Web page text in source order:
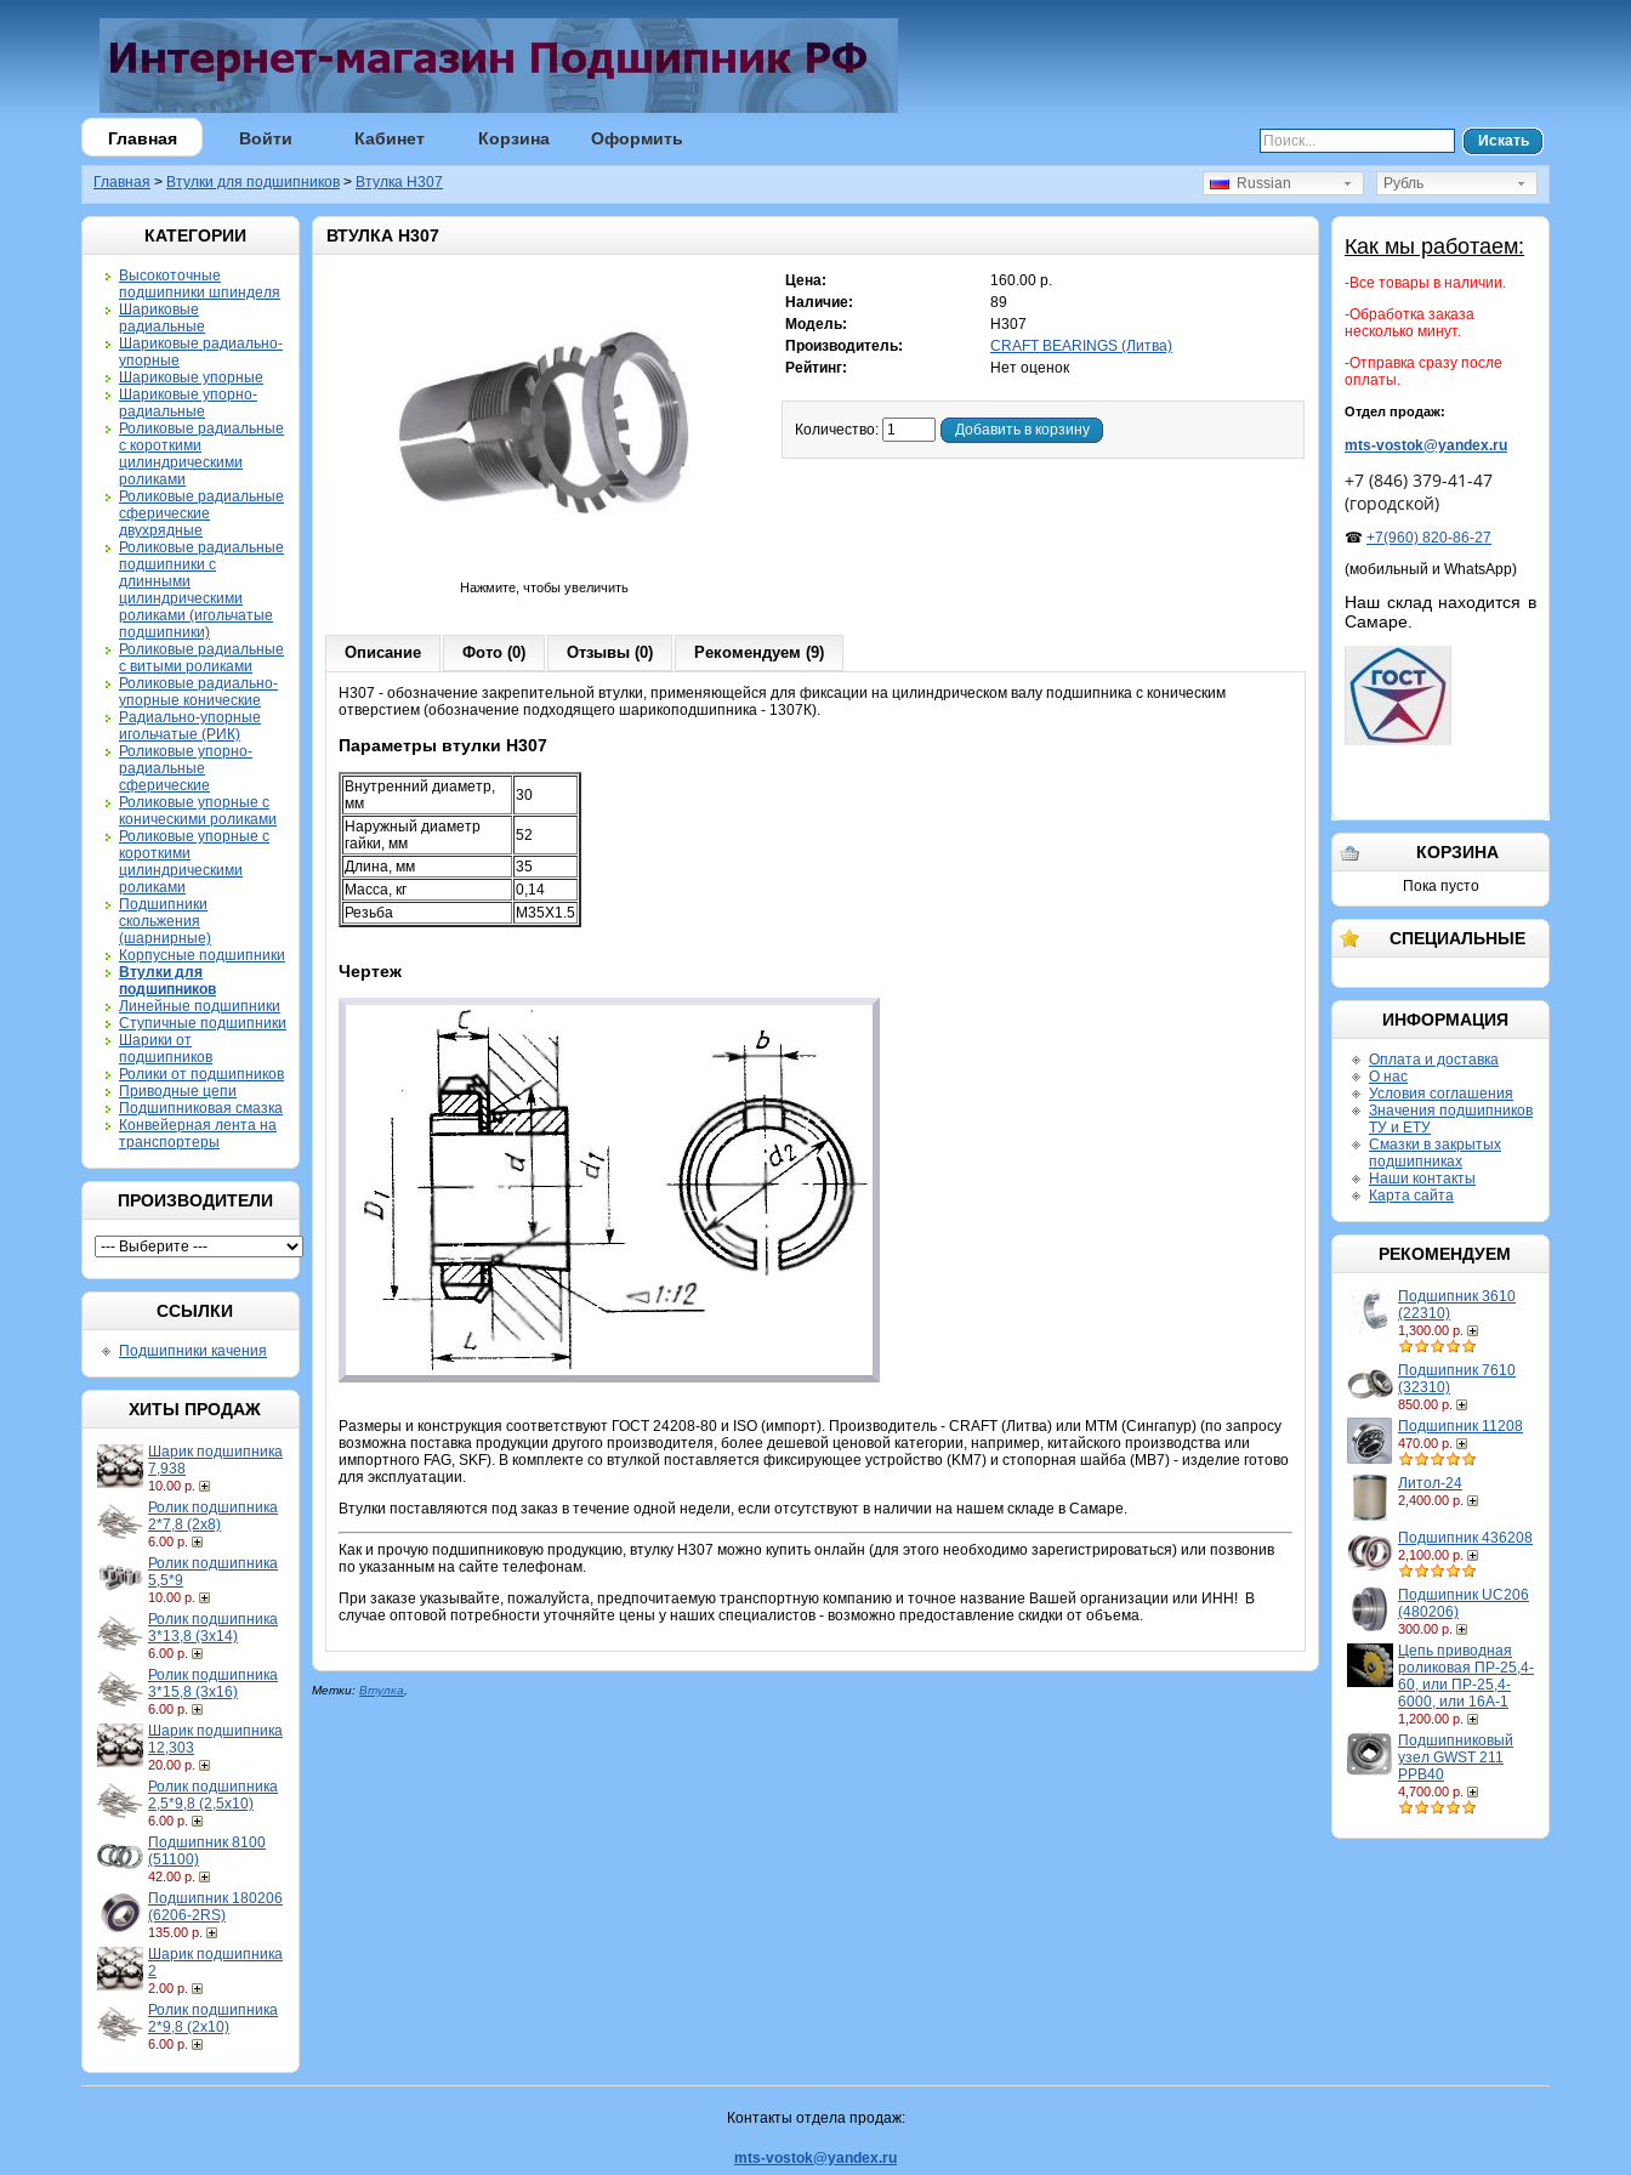
Главная Войти Кабинет Корзина Оформить Искать
Главная > Втулки для подшипников > Втулка H307 Рубль
Russian
КАТЕГОРИИ
Высокоточные
подшипники шпинделя
Шариковые
радиальные
Шариковые радиально-
упорные
Шариковые упорные
Шариковые упорно-
радиальные
Роликовые радиальные
с короткими
цилиндрическими
роликами
Роликовые радиальные
сферические
двухрядные
Роликовые радиальные
подшипники с
длинными
цилиндрическими
роликами (игольчатые
подшипники)
Роликовые радиальные
с витыми роликами
Роликовые радиально-
упорные конические
Радиально-упорные
игольчатые (РИК)
Роликовые упорно-
радиальные
сферические
Роликовые упорные с
коническими роликами
Роликовые упорные с
короткими
цилиндрическими
роликами
Подшипники
скольжения
(шарнирные)
Корпусные подшипники
Втулки для
подшипников
Линейные подшипники
Ступичные подшипники
Шарики от
подшипников
Ролики от подшипников
Приводные цепи
Подшипниковая смазка
Конвейерная лента на
транспортеры
ПРОИЗВОДИТЕЛИ
ССЫЛКИ
Подшипники качения
ХИТЫ ПРОДАЖ
Шарик подшипника
7,938
10.00 р.
Ролик подшипника
2*7,8 (2х8)
6.00 р.
Ролик подшипника
5,5*9
10.00 р.
Ролик подшипника
3*13,8 (3х14)
6.00 р.
Ролик подшипника
3*15,8 (3х16)
6.00 р.
Шарик подшипника
12,303
20.00 р.
Ролик подшипника
2,5*9,8 (2,5х10)
6.00 р.
Подшипник 8100
(51100)
42.00 р.
Подшипник 180206
(6206-2RS)
135.00 р.
Шарик подшипника
2
2.00 р.
Ролик подшипника
2*9,8 (2х10)
6.00 р.
Как мы работаем:
-Все товары в наличии.
-Обработка заказа
несколько минут.
-Отправка сразу после
оплаты.
Отдел продаж:
mts-vostok@yandex.ru
+7 (846) 379-41-47
(городской)
☎ +7(960) 820-86-27
(мобильный и WhatsApp)
Наш склад находится в
Самаре.
КОРЗИНА
Пока пусто
СПЕЦИАЛЬНЫЕ
ИНФОРМАЦИЯ
Оплата и доставка
О нас
Условия соглашения
Значения подшипников
ТУ и ЕТУ
Смазки в закрытых
подшипниках
Наши контакты
Карта сайта
РЕКОМЕНДУЕМ
Подшипник 3610
(22310)
1,300.00 р.
Подшипник 7610
(32310)
850.00 р.
Подшипник 11208
470.00 р.
Литол-24
2,400.00 р.
Подшипник 436208
2,100.00 р.
Подшипник UC206
(480206)
300.00 р.
Цепь приводная
роликовая ПР-25,4-
60, или ПР-25,4-
6000, или 16A-1
1,200.00 р.
Подшипниковый
узел GWST 211
PPB40
4,700.00 р.
ВТУЛКА H307
Нажмите, чтобы увеличить
Цена:
160.00 р.
Наличие:
89
Модель:
H307
Производитель:
CRAFT BEARINGS (Литва)
Рейтинг:
Нет оценок
Количество: Добавить в корзину
Описание Фото (0) Отзывы (0) Рекомендуем (9)
H307 - обозначение закрепительной втулки, применяющейся для фиксации на цилиндрическом валу подшипника с коническим
отверстием (обозначение подходящего шарикоподшипника - 1307К).
Параметры втулки H307
Внутренний диаметр,
мм
30
Наружный диаметр
гайки, мм
52
Длина, мм
35
Масса, кг
0,14
Резьба
M35X1.5
Чертеж
Размеры и конструкция соответствуют ГОСТ 24208-80 и ISO (импорт). Производитель - CRAFT (Литва) или МТМ (Сингапур) (по запросу
возможна поставка продукции другого производителя, более дешевой ценовой категории, например, китайского производства или
импортного FAG, SKF). В комплекте со втулкой поставляется фиксирующее устройство (KM7) и стопорная шайба (MB7) - изделие готово
для эксплуатации.
Втулки поставляются под заказ в течение одной недели, если отсутствуют в наличии на нашем складе в Самаре.
Как и прочую подшипниковую продукцию, втулку H307 можно купить онлайн (для этого необходимо зарегистрироваться) или позвонив
по указанным на сайте телефонам.
При заказе указывайте, пожалуйста, предпочитаемую транспортную компанию и точное название Вашей организации или ИНН! В
случае оптовой потребности уточняйте цены у наших специалистов - возможно предоставление скидки от объема.
Метки: Втулка
Контакты отдела продаж:
mts-vostok@yandex.ru